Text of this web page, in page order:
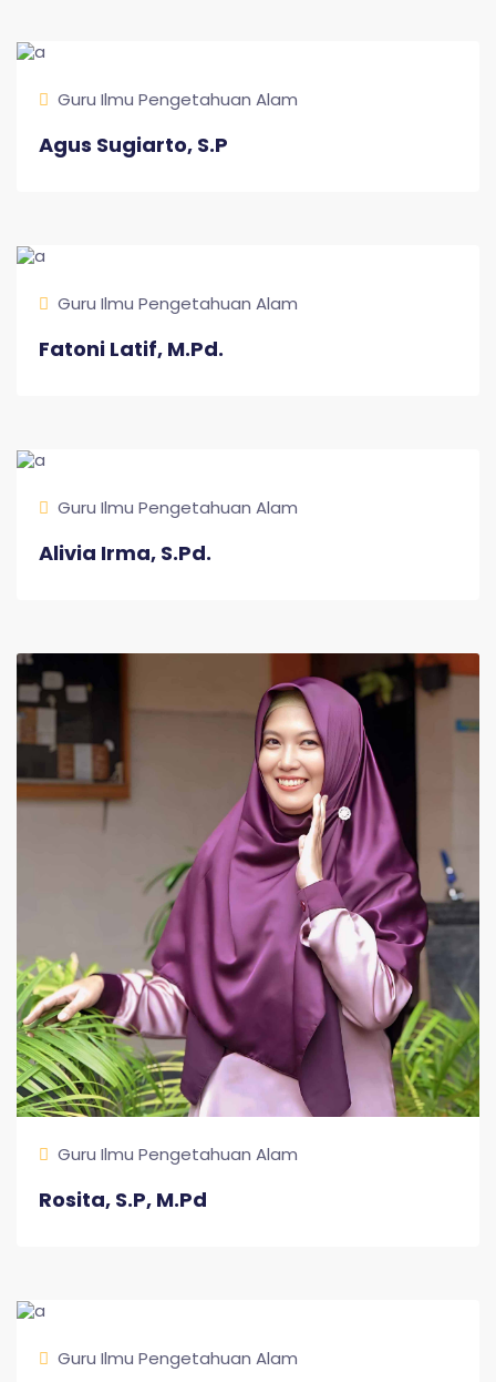
Guru Ilmu Pengetahuan Alam
Agus Sugiarto, S.P
Guru Ilmu Pengetahuan Alam
Fatoni Latif, M.Pd.
Guru Ilmu Pengetahuan Alam
Alivia Irma, S.Pd.
Guru Ilmu Pengetahuan Alam
Rosita, S.P, M.Pd
Guru Ilmu Pengetahuan Alam